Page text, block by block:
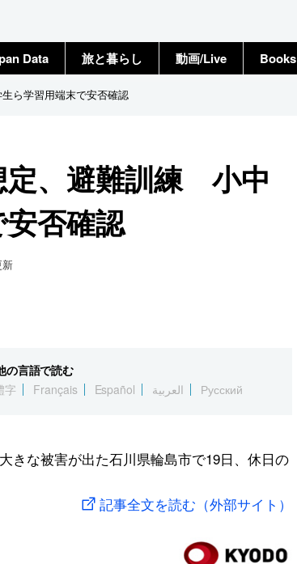
Data 旅と暮らし 動画/Live Books
ら学習用端末で安否確認
定、避難訓練 小中
否確認
の言語で読む
字 Français Español العربية Русский
きな被害が出た石川県輪島市で19日、休日の
記事全文を読む（外部サイト）